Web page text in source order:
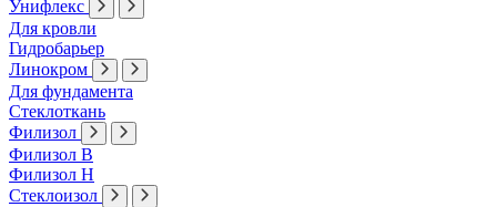
Унифлекс
Для кровли
Гидробарьер
Линокром
Для фундамента
Стеклоткань
Филизол
Филизол В
Филизол Н
Стеклоизол